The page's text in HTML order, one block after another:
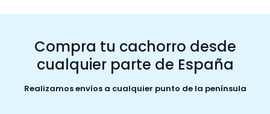
Compra tu cachorro desde
cualquier parte de España
Realizamos envíos a cualquier punto de la península